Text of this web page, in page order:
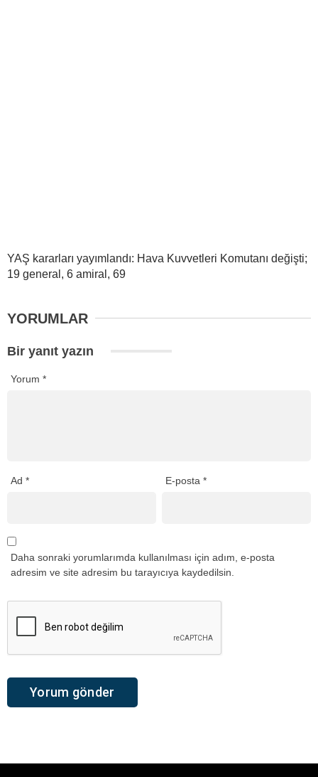
YAŞ kararları yayımlandı: Hava Kuvvetleri Komutanı değişti;
19 general, 6 amiral, 69
YORUMLAR
Bir yanıt yazın
Yorum *
Ad * E-posta*
Daha sonraki yorumlarımda kullanılması için adım, e-posta
adresim ve site adresim bu tarayıcıya kaydedilsin.